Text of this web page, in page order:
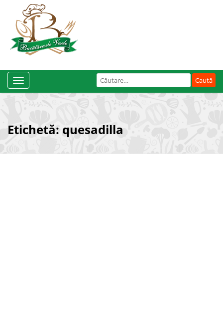
Caută
după:
Toggle
Navigation
Etichetă: quesadilla